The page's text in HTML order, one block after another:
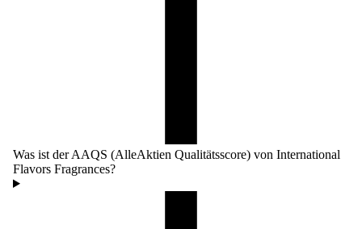
Was ist der AAQS (AlleAktien Qualitätsscore) von International
Flavors Fragrances?